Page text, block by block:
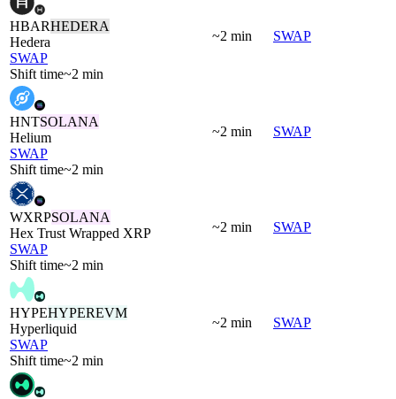
HBARHEDERA
Hedera
SWAP
Shift time~2 min
~2 min SWAP
HNTSOLANA
Helium
SWAP
Shift time~2 min
~2 min SWAP
WXRPSOLANA
Hex Trust Wrapped XRP
SWAP
Shift time~2 min
~2 min SWAP
HYPEHYPEREVM
Hyperliquid
SWAP
Shift time~2 min
~2 min SWAP